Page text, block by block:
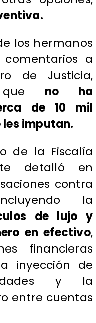
los hermanos
a
de Justicia,
que no ha
de 10 mil
imputan.
de la Fiscalía
detalló en
contra
la
de lujo y
en efectivo,
financieras
inyección de
y la
entre cuentas